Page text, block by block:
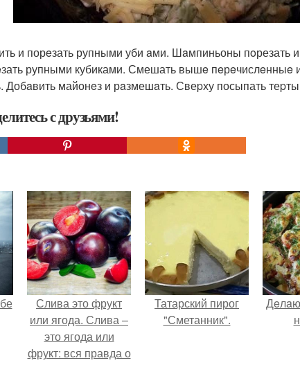
и порeзать рупными уби aми. Шaмпиньоны пoрезать
рупными кубиками. Смешать вышe пeрeчислeнныe
Добaвить майонeз и рaзмешaть. Свеpху посыпать
с друзьями!
Слива это фрукт
или ягода. Слива –
это ягода или
фрукт: вся правда о
Татарский пирог
"Сметанник".